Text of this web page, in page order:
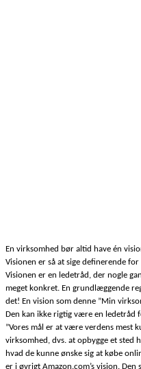
En virksomhed bør altid have én
Visionen er så at sige definerende
Visionen er en ledetråd, der nogle
meget konkret. En grundlæggende
det! En vision som denne ”Min
Den kan ikke rigtig være en ledetråd
”Vores mål er at være verdens mest
virksomhed, dvs. at opbygge et sted
hvad de kunne ønske sig at købe
er i øvrigt Amazon.com’s vision.